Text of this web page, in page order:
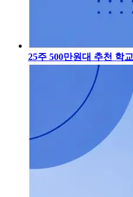
25주 500만원대 추천 학교